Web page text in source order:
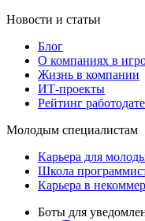
Новости и статьи
Блог
О компаниях в
Жизнь в компании
ИТ-проекты
Рейтинг
Молодым специалистам
Карьера для
Школа
Карьера в
Боты для